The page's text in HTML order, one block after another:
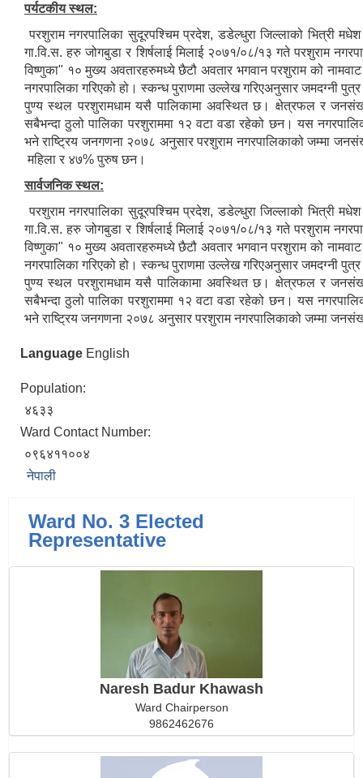
पर्यटकीय स्थल:
परशुराम नगरपालिका सुदूरपश्चिम प्रदेश, डडेल्धुरा जिल्लाको भित्री
गा.वि.स. हरु जोगबुडा र शिर्षलाई मिलाई २०७१/०८/१३ गते परशुराम
विष्णुका" १० मुख्य अवतारहरुमध्ये छैटौ अवतार भगवान परशुरामको
नगरपालिका गरिएको हो। स्कन्ध पुराणमा उल्लेख गरिएअनुसार जमदग्नी
पुण्य स्थल परशुरामधाम यसै पालिकामा अवस्थित छ। क्षेत्रफल र
सबैभन्दा ठुलो पालिका परशुराममा १२ वटा वडा रहेको छन। यस
भने राष्ट्रिय जनगणना २०७८ अनुसार परशुराम नगरपालिकाको जम्मा
महिला र ४७% पुरुष छन।
सार्वजनिक स्थल:
परशुराम नगरपालिका सुदूरपश्चिम प्रदेश, डडेल्धुरा जिल्लाको भित्री
गा.वि.स. हरु जोगबुडा र शिर्षलाई मिलाई २०७१/०८/१३ गते परशुराम
विष्णुका" १० मुख्य अवतारहरुमध्ये छैटौ अवतार भगवान परशुराम को
नगरपालिका गरिएको हो। स्कन्ध पुराणमा उल्लेख गरिएअनुसार जमदग्नी
पुण्य स्थल परशुरामधाम यसै पालिकामा अवस्थित छ। क्षेत्रफल र
सबैभन्दा ठुलो पालिका परशुराममा १२ वटा वडा रहेको छन। यस
भने राष्ट्रिय जनगणना २०७८ अनुसार परशुराम नगरपालिकाको जम्मा
Language English
Population:
४६३३
Ward Contact Number:
०९६४११००४
नेपाली
Ward No. 3 Elected
Representative
Naresh Badur Khawash
Ward Chairperson
9862462676